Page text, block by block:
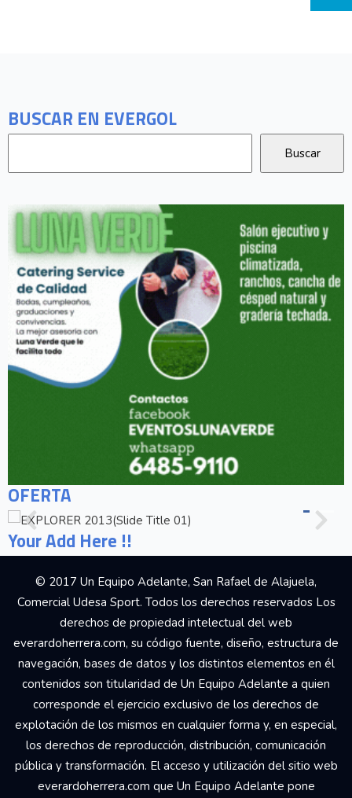
BUSCAR EN EVERGOL
OFERTA
Your Add Here !!
© 2017 Un Equipo Adelante, San Rafael de Alajuela,
Comercial Udesa Sport. Todos los derechos reservados Los
derechos de propiedad intelectual del web
everardoherrera.com, su código fuente, diseño, estructura de
navegación, bases de datos y los distintos elementos en él
contenidos son titularidad de Un Equipo Adelante a quien
corresponde el ejercicio exclusivo de los derechos de
explotación de los mismos en cualquier forma y, en especial,
los derechos de reproducción, distribución, comunicación
pública y transformación. El acceso y utilización del sitio web
everardoherrera.com que Un Equipo Adelante pone